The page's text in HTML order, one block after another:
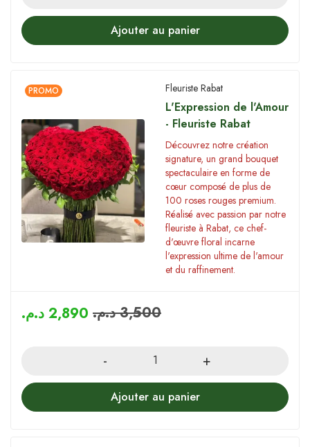
Ajouter au panier
PROMO Fleuriste Rabat
L'Expression de l'Amour
- Fleuriste Rabat
Découvrez notre création
signature, un grand bouquet
spectaculaire en forme de
cœur composé de plus de
100 roses rouges premium.
Réalisé avec passion par notre
fleuriste à Rabat, ce chef-
d'œuvre floral incarne
l'expression ultime de l'amour
et du raffinement.
3,500 د.م. 2,890 د.م.
Ajouter au panier